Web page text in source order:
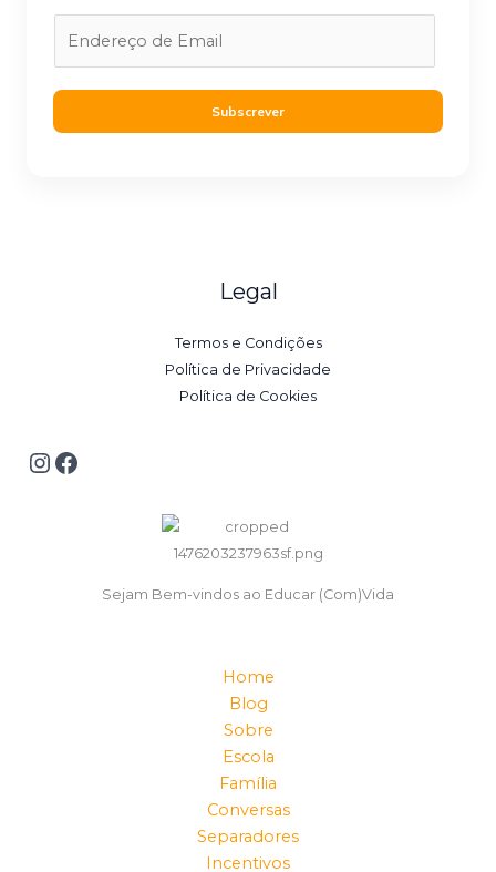
l
Subscrever
Legal
Termos e Condições
Política de Privacidade
Política de Cookies
Sejam Bem-vindos ao Educar (Com)Vida
Home
Blog
Sobre
Escola
Família
Conversas
Separadores
Incentivos